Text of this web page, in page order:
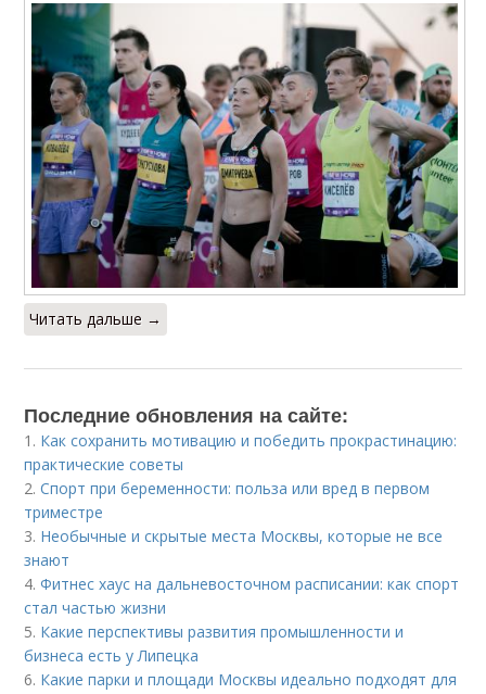
Читать дальше →
Последние обновления на сайте:
1. Как сохранить мотивацию и победить прокрастинацию:
практические советы
2.Спорт при беременности: польза или вред в первом
триместре
3. Необычные и скрытые места Москвы, которые не все
знают
4.Фитнес хаус на дальневосточном расписании: как спорт
стал частью жизни
5. Какие перспективы развития промышленности и
бизнеса есть у Липецка
6. Какие парки и площади Москвы идеально подходят для